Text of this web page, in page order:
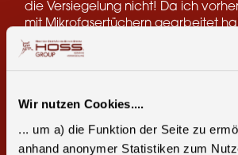
Wir nutzen Cookies....
... um a) die Funktion der Seite zu
anhand anonymer Statistiken zum
die Versiegelung nicht! Da ich
mit Mikrofasertüchern gearbeitet
etwas Angst und habe vorsichtig
langsam arbeitete ich mich voran
Auch wenn er länger auf dem Auto
einen Extremtest hätte ich schon.
Fahrtraining wo kalkhaltiges Wasser